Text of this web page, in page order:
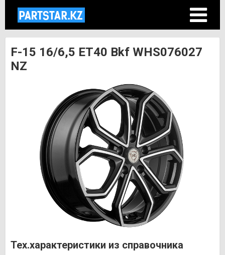
F-15 16/6,5 ET40 Bkf WHS076027
NZ
Тех.характеристики из справочника